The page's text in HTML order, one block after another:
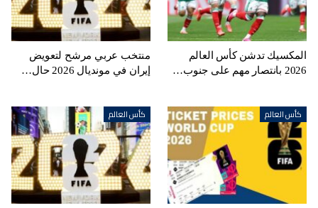
المكسيك تدشن كأس العالم
2026 بانتصار مهم على جنوب…
منتخب عربي مرشح لتعويض
إيران في مونديال 2026 حال…
كأس العالم كأس العالم